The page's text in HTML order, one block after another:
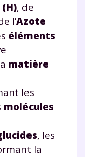
, de
l’Azote
éléments
matière
les
molécules
, les
la
exercices
du CP à